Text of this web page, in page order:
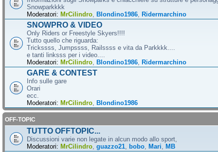
Snowparkkkk
Moderatori: MrCilindro Blondino1986 Ridermarchino
SNOWPRO & VIDEO
Only Riders or Freestyle Skyers!!!!
Tutto quello che riguarda:
Trickssss, Jumpssss, Railssss e vita da Parkkkk....
e tanti linksss per i video....
Moderatori: MrCilindro Blondino1986 Ridermarchino
GARE & CONTEST
Info sulle gare
Orari
ecc.
Moderatori: MrCilindro Blondino1986
OFF-TOPIC
TUTTO OFFTOPIC...
Discussioni varie non legate in alcun modo allo sport,
Moderatori: MrCilindro guazzo21 bobo Mari MB